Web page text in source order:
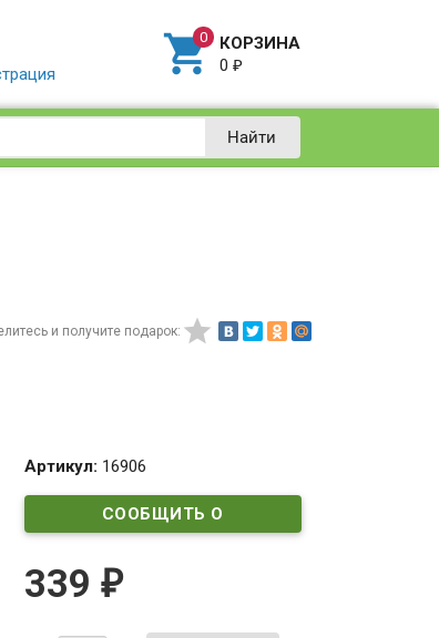
 КОРЗИНА
0₽
Найти
и получите подарок: 
Артикул: 16906
СООБЩИТЬ О
339 ₽